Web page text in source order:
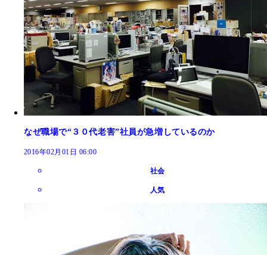
なぜ職場で“３０代老害”社員が急増しているのか
2016年02月01日 06:00
社会
人気